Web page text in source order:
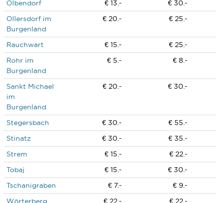
Olbendorf € 13.-
€ 30.-
Ollersdorf im
Burgenland
€ 20.- € 25.-
Rauchwart € 15.-
€ 25.-
Rohr im
Burgenland
€ 5.- € 8.-
Sankt Michael
im
Burgenland
€ 20.- € 30.-
Stegersbach € 30.-
€ 55.-
Stinatz
€ 30.-
€ 35.-
Strem
€ 15.-
€ 22.-
Tobaj
€ 15.-
€ 30.-
Tschanigraben
€ 7.-
€ 9.-
Wörterberg
€ 22.- € 22.-